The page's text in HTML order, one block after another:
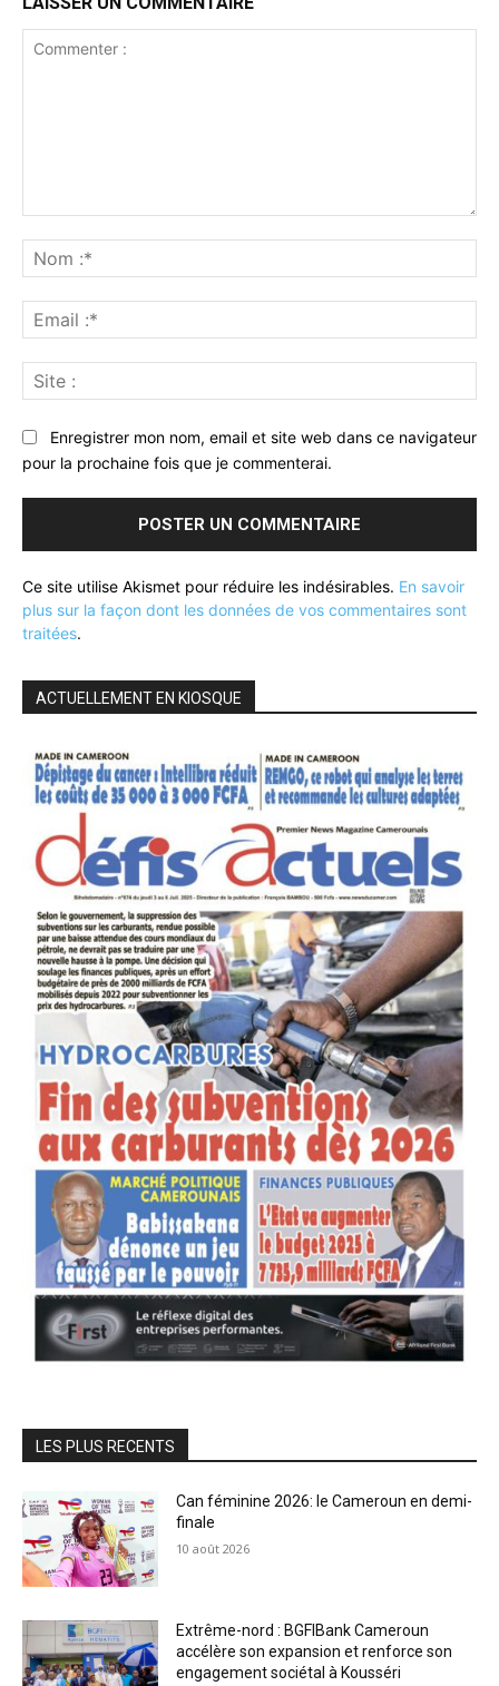
:*
:*
:
Enregistrer mon nom, email et site web dans ce navigateur
pour la prochaine fois que je commenterai.
Ce site utilise Akismet pour réduire les indésirables. En savoir
plus sur la façon dont les données de vos commentaires sont
traitées.
ACTUELLEMENT EN KIOSQUE
LES PLUS RECENTS
Can féminine 2026: le Cameroun en demi-
finale
10 août 2026
Extrême-nord : BGFIBank Cameroun
accélère son expansion et renforce son
engagement sociétal à Kousséri